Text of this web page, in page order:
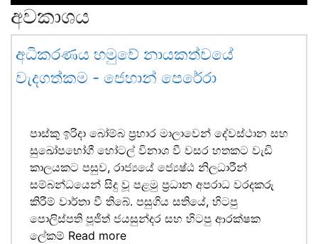
අවකාශය
අධිකරණය හමුවේ නායකත්වයේ
වැදගත්කම - ජෙහාන් පෙරේරා
පාස්කු ඉරිදා බෝම්බ ප්‍රහාර මාලාවෙන් දේවස්ථාන සහ
සුඛෝපභෝගී හෝටල් විනාශ වී වසර හතකට වැඩි
කාලයකට පසුව, රාජ්‍යයේ ජ්‍යෙෂ්ඨ නිලධාරීන්
සම්බන්ධයෙන් සිදු වූ පළමු ප්‍රධාන අපරාධ වරදකරු
කිරීම් වාර්තා වී තිබේ. පසුගිය සතියේ, හිටපු
පොලිස්පති පූජිත් ජයසුන්දර සහ හිටපු ආරක්ෂක
ලේකම් Read more